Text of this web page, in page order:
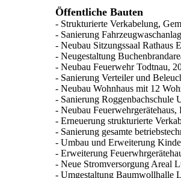
Öffentliche Bauten
- Strukturierte Verkabelung,
- Sanierung
- Neubau Sitzungssaal Rathaus
- Neugestaltung
- Neubau Feuerwehr Todtnau,
- Sanierung Verteiler und
- Neubau Wohnhaus mit 12
- Sanierung Roggenbachschule
- Neubau
- Erneuerung strukturierte
- Sanierung gesamte
- Umbau und Erweiterung
- Erweiterung
- Neue Stromversorgung Areal
- Umgestaltung Baumwollhalle